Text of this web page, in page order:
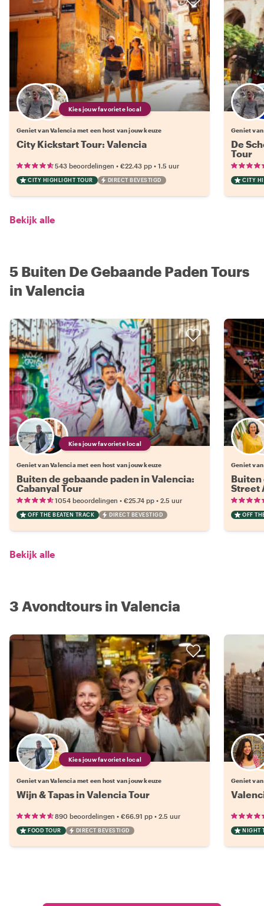
Kies jouw favoriete local
Geniet van Valencia met een host van jouw keuze
City Kickstart Tour: Valencia
543 beoordelingen • €22.43 pp • 1.5 uur
CITY HIGHLIGHT TOUR DIRECT BEVESTIGD
Geniet
De
Tour
CITY
Bekijk alle
5 Buiten De Gebaande Paden Tours
in Valencia
Kies jouw favoriete local
Geniet van Valencia met een host van jouw keuze
Buiten de gebaande paden in Valencia:
Cabanyal Tour
1054 beoordelingen • €25.74 pp • 2.5 uur
OFF THE BEATEN TRACK DIRECT BEVESTIGD
Geniet
Buiten
Street
OFF
Bekijk alle
3 Avondtours in Valencia
Kies jouw favoriete local
Geniet van Valencia met een host van jouw keuze
Wijn & Tapas in Valencia Tour
890 beoordelingen • €66.91 pp • 2.5 uur
FOOD TOUR DIRECT BEVESTIGD
Geniet
NIGHT